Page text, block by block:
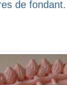
de fondant.